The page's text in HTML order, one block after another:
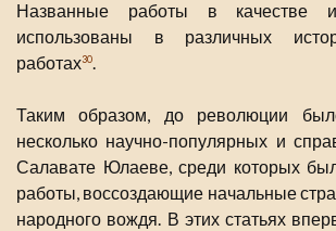
Названные работы в качестве
использованы в различных
работах30.
Таким образом, до революции
несколько научно-популярных и
Салавате Юлаеве, среди которых
работы, воссоздающие начальные
народного вождя. В этих статьях